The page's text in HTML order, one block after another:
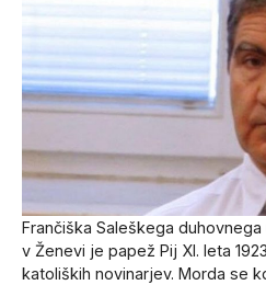
Frančiška Saleškega
v Ženevi je papež Pij XI. leta
katoliških novinarjev. Morda se